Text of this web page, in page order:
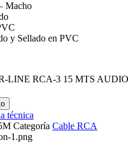
Macho
y Sellado en PVC
LINE RCA-3 15 MTS
técnica
Categoría Cable RCA